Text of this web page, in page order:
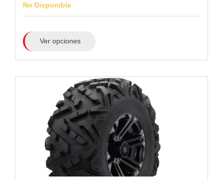
No Disponible
Ver opciones